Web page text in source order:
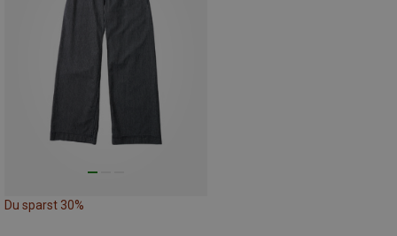
Du sparst 30%